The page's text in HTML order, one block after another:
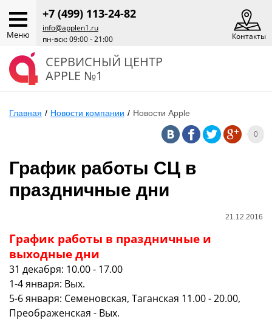
Меню
+7 (499) 113-24-82
info@applen1.ru
пн-вск: 09:00 - 21:00
Контакты
СЕРВИСНЫЙ ЦЕНТР
APPLE №1
Главная / Новости компании / Новости Apple
0
График работы СЦ в
праздничные дни
21.12.2016
График работы в праздничные и
выходные дни
31 декабря: 10.00 - 17.00
1-4 января: Вых.
5-6 января: Семеновская, Таганская 11.00 - 20.00,
Преображенская - Вых.